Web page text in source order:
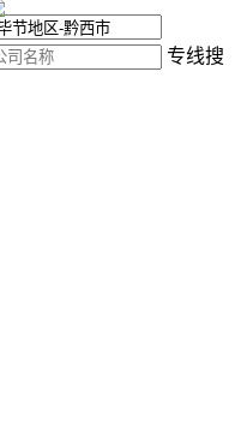
专线搜